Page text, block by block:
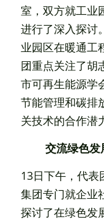
室，双方就工业
进行了深入探讨
业园区在暖通工
团重点关注了胡
市可再生能源学
节能管理和碳排
关技术的合作潜
交流绿色发
13日下午，代表
集团专门就企业
探讨了在绿色发